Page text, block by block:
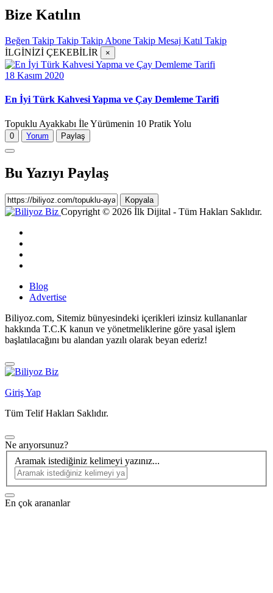
Bize Katılın
Beğen Takip Takip Takip Abone Takip Mesaj Katıl Takip
İLGİNİZİ ÇEKEBİLİR
×
18 Kasım 2020
En İyi Türk Kahvesi Yapma ve Çay Demleme Tarifi
Topuklu Ayakkabı İle Yürümenin 10 Pratik Yolu
0 Yorum Paylaş
Bu Yazıyı Paylaş
Kopyala
Copyright © 2026 İlk Dijital - Tüm Hakları Saklıdır.
Blog
Advertise
Biliyoz.com, Sitemiz bünyesindeki içerikleri izinsiz kullananlar
hakkında T.C.K kanun ve yönetmeliklerine göre yasal işlem
başlatılacağını bu alandan yazılı olarak beyan ederiz!
Giriş Yap
Tüm Telif Hakları Saklıdır.
Ne arıyorsunuz?
Aramak istediğiniz kelimeyi yazınız...
En çok arananlar